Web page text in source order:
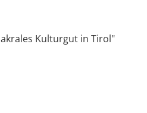
Kulturgut in Tirol"